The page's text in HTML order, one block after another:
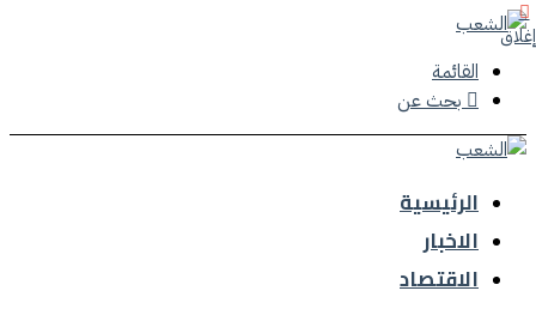
القائمة
بحث عن
الرئيسية
الاخبار
الاقتصاد
إغلاق